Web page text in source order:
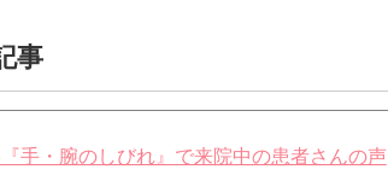
事
手・腕のしびれ』で来院中の患者さんの声